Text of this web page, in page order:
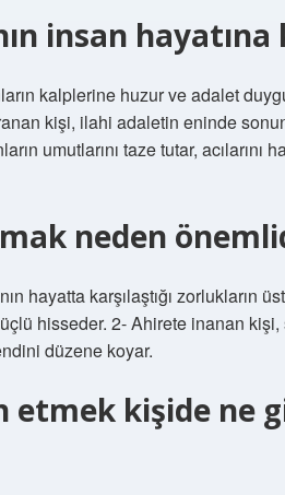
insan hayatına
kalplerine huzur ve adalet
kişi, ilahi adaletin eninde
umutlarını taze tutar, acılarını
neden
hayatta karşılaştığı zorlukların
hisseder. 2- Ahirete inanan
düzene koyar.
etmek kişide ne